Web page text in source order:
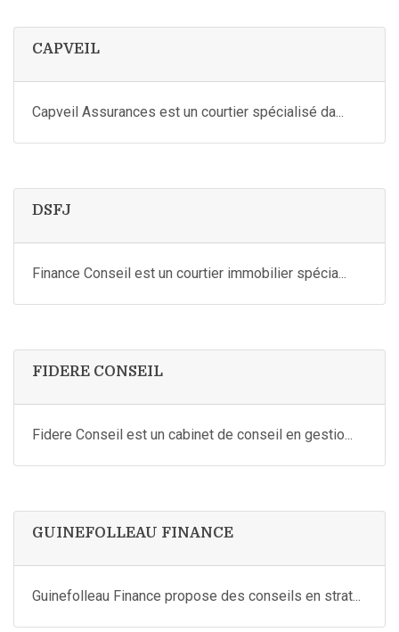
CAPVEIL
Capveil Assurances est un courtier spécialisé da...
DSFJ
Finance Conseil est un courtier immobilier spécia...
FIDERE CONSEIL
Fidere Conseil est un cabinet de conseil en gestio...
GUINEFOLLEAU FINANCE
Guinefolleau Finance propose des conseils en strat...